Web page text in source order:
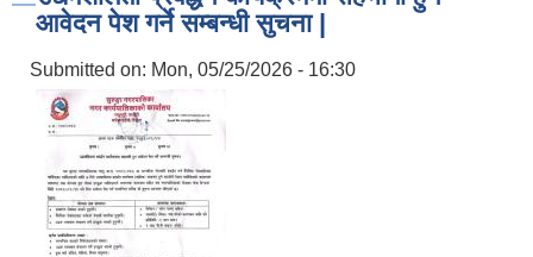
आवेदन पेश गर्ने सम्बन्धी सुचना |
Submitted on: Mon, 05/25/2026 - 16:30